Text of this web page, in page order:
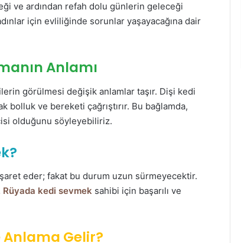
ve ardından refah dolu günlerin geleceği
için evliliğinde sorunlar yaşayacağına dair
Anlamı
görülmesi değişik anlamlar taşır. Dişi kedi
bolluk ve bereketi çağrıştırır. Bu bağlamda,
olduğunu söyleyebiliriz.
eder; fakat bu durum uzun sürmeyecektir.
Rüyada kedi sevmek sahibi için başarılı ve
Anlama Gelir?